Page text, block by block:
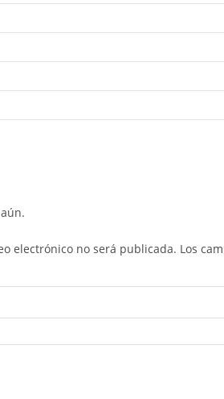
electrónico no será publicada. Los